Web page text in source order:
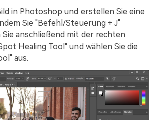
in Photoshop und erstellen Sie eine
Sie "Befehl/Steuerung + J"
Sie anschließend mit der rechten
Healing Tool" und wählen Sie die
aus.